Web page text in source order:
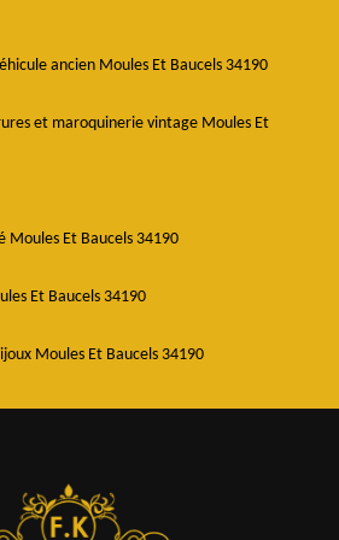
ancien Moules Et Baucels 34190
et maroquinerie vintage Moules Et
Et Baucels 34190
Et Baucels 34190
Moules Et Baucels 34190